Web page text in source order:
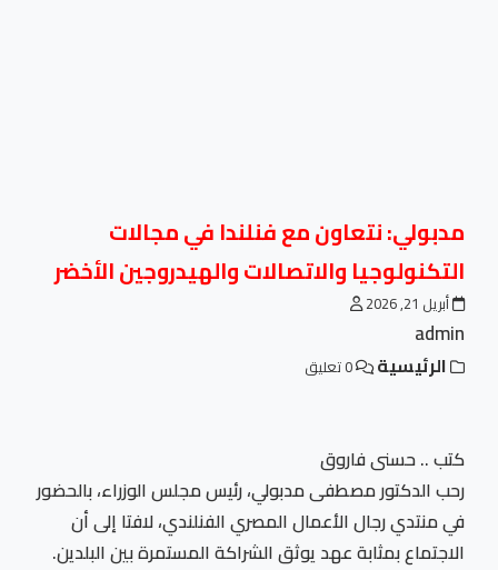
مدبولي: نتعاون مع فنلندا في مجالات
التكنولوجيا والاتصالات والهيدروجين الأخضر
أبريل 21, 2026
admin
الرئيسية
كتب .. حسنى فاروق
رحب الدكتور مصطفى مدبولي، رئيس مجلس الوزراء، بالحضور
في منتدي رجال الأعمال المصري الفنلندي، لافتا إلى أن
الاجتماع بمثابة عهد يوثق الشراكة المستمرة بين البلدين.